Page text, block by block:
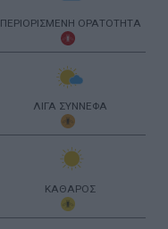
ΠΕΡΙΟΡΙΣΜΕΝΗ ΟΡΑΤΟΤΗΤΑ
ΛΙΓΑ ΣΥΝΝΕΦΑ
ΚΑΘΑΡΟΣ